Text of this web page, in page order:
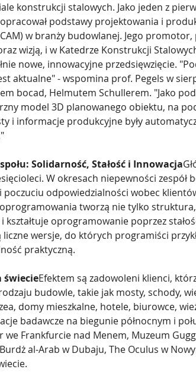
konstrukcji stalowych. Jako jeden z
podstawy projektowania i
w branży budowlanej. Jego
wizją, i w Katedrze Konstrukcji
nowe, innowacyjne przedsięwzięcie.
aktualne" - wspomina prof. Pegels w
bocad, Helmutem Schullerem. "Jako
model 3D planowanego obiektu, na
i informacje produkcyjne były
Solidarność, Stałość i Innowacja
W okresach niepewności zespół
poczuciu odpowiedzialności wobec
tworzą nie tylko
kształtuje oprogramowanie poprzez
wersje, do których programiści
praktyczną.
świecieEfektem są zadowoleni klienci,
budowle, takie jak mosty, schody,
domy mieszkalne, hotele, biurowce,
badawcze na biegunie północnym i
we Frankfurcie nad Menem, Muzeum
al-Arab w Dubaju, The Oculus w